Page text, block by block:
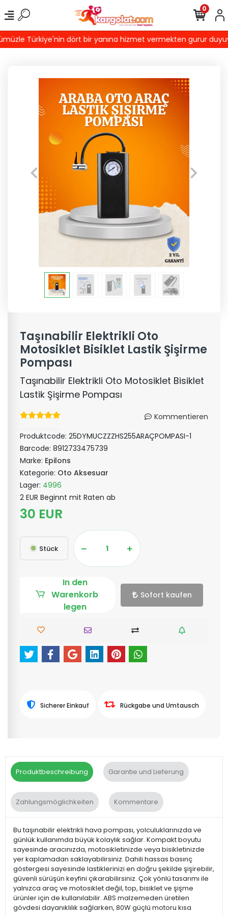
Türkiye'nin dört bir yanına hizmet vermekten gurur
0
Taşınabilir Elektrikli Oto
Motosiklet Bisiklet Lastik Şişirme
Pompası
Taşınabilir Elektrikli Oto Motosiklet Bisiklet
Lastik Şişirme Pompası
Kommentieren
Produktcode: 25DYMUCZZZHS255ARAÇPOMPASI-1
Barcode: 8912733475739
Marke: Epilons
Kategorie: Oto Aksesuar
Lager: 4996
2 EUR Beginnt mit Raten ab
30 EUR
Stück
In den
Warenkorb
legen
Sofort kaufen
Sicherer Einkauf Rückgabe und Umtausch
Produktbeschreibung Garantie und Lieferung
Zahlungsmöglichkeiten Kommentare
Bu taşınabilir elektrikli hava pompası, yolculuklarınızda ve
günlük kullanımda büyük kolaylık sağlar. Kompakt boyutu
sayesinde aracınızda, motosikletinizde veya bisikletinizde
yer kaplamadan saklayabilirsiniz. Dahili hassas basınç
göstergesi sayesinde lastiklerinizi en doğru şekilde şişirebilir,
güvenli sürüşün keyfini çıkarabilirsiniz. Çok yönlü tasarımı ile
yalnızca araç ve motosiklet değil, top, bisiklet ve şişme
ürünler için de kullanılabilir. ABS malzemeden üretilen
gövdesi dayanıklılık sağlarken, 80W güçlü motoru kısa